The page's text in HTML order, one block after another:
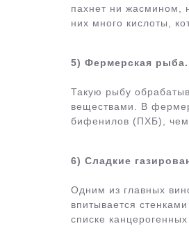
пахнет ни жасмином,
них много кислоты,
5) Фермерская рыба.
Такую рыбу
веществами. В
бифенилов (ПХБ), чем
6) Сладкие
Одним из главных
впитывается
списке